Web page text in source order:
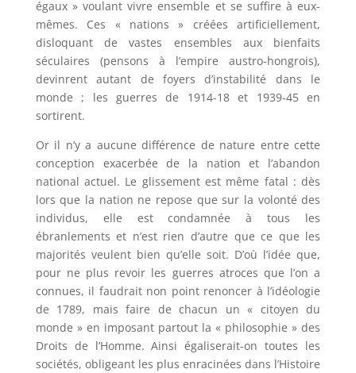
égaux » voulant vivre ensemble et se suffire à eux-
mêmes. Ces « nations » créées artificiellement,
disloquant de vastes ensembles aux bienfaits
séculaires (pensons à l’empire austro-hongrois),
devinrent autant de foyers d’instabilité dans le
monde ; les guerres de 1914-18 et 1939-45 en
sortirent.
Or il n’y a aucune différence de nature entre cette
conception exacerbée de la nation et l’abandon
national actuel. Le glissement est même fatal : dès
lors que la nation ne repose que sur la volonté des
individus, elle est condamnée à tous les
ébranlements et n’est rien d’autre que ce que les
majorités veulent bien qu’elle soit. D’où l’idée que,
pour ne plus revoir les guerres atroces que l’on a
connues, il faudrait non point renoncer à l’idéologie
de 1789, mais faire de chacun un « citoyen du
monde » en imposant partout la « philosophie » des
Droits de l’Homme. Ainsi égaliserait-on toutes les
sociétés, obligeant les plus enracinées dans l’Histoire